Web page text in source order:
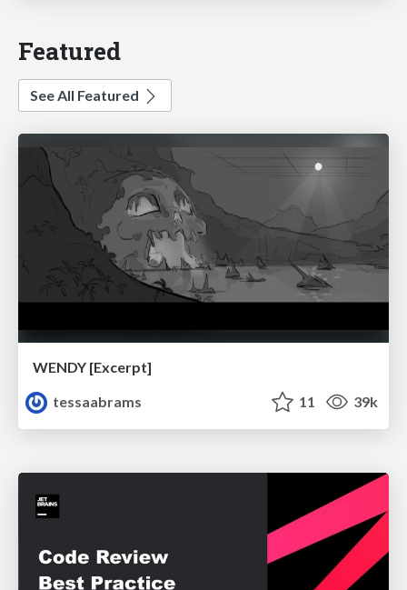
Featured
See All Featured
WENDY [Excerpt]
tessaabrams
11 39k